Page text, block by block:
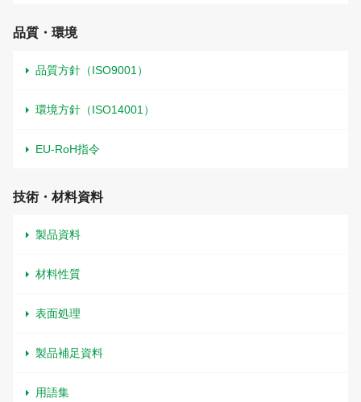
品質・環境
品質方針（ISO9001）
環境方針（ISO14001）
EU-RoH指令
技術・材料資料
製品資料
材料性質
表面処理
製品補足資料
用語集